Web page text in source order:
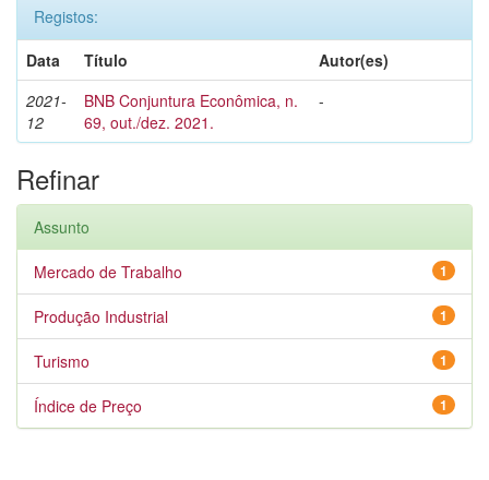
Registos:
Data
Título
Autor(es)
2021-
12
BNB Conjuntura Econômica, n.
69, out./dez. 2021.
-
Refinar
Assunto
1
Mercado de Trabalho
1
Produção Industrial
1
Turismo
1
Índice de Preço